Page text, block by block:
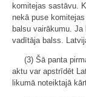
komitejas sastāvu.
nekā puse
balsu vairākumu.
vadītāja balss.
(3) Šā panta
aktu var apstrīdēt
likumā noteiktajā